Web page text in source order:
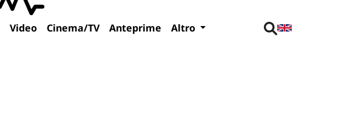
Video Cinema/TV Anteprime Altro